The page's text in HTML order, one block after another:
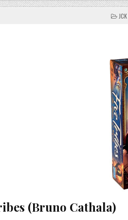
P
D
I
N
(Bruno Cathala)